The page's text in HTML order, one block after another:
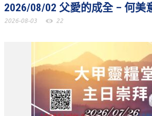
聚會剪影_2016年
聚會剪影_2014年
聚會剪影_2013年
教會節慶_2026年
2026/08/02 父愛的成全 – 何美
2026-08-03 22